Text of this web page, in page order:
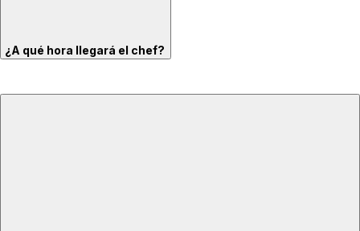
¿A qué hora llegará el chef?